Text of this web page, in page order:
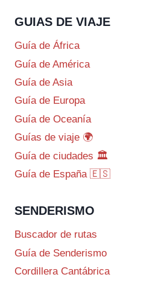
GUIAS DE VIAJE
Guía de África
Guía de América
Guía de Asia
Guía de Europa
Guía de Oceanía
Guías de viaje 🌍
Guía de ciudades 🏛️
Guía de España 🇪🇸
SENDERISMO
Buscador de rutas
Guía de Senderismo
Cordillera Cantábrica